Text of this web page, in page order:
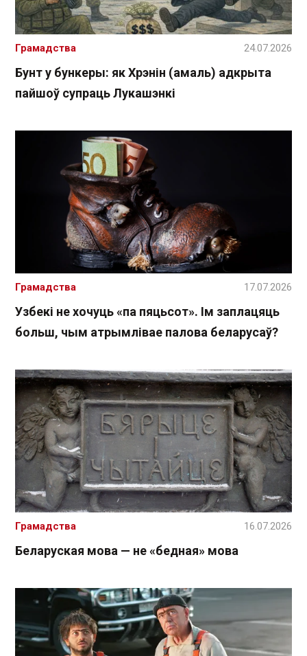
Бунт у бункеры: як Хрэнін (амаль) адкрыта
пайшоў супраць Лукашэнкі
Грамадства 24.07.2026
Узбекі не хочуць «па пяцьсот». Ім заплацяць
больш, чым атрымлівае палова беларусаў?
Грамадства 17.07.2026
Беларуская мова — не «бедная» мова
Грамадства 16.07.2026